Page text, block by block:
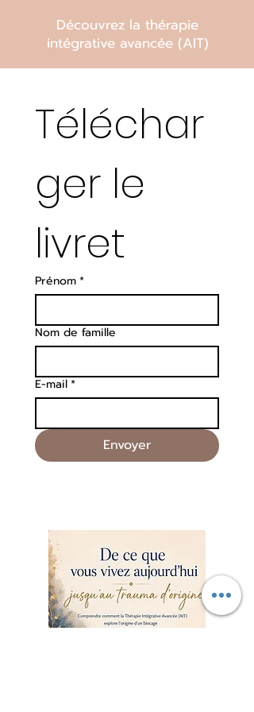
Découvrez la thérapie
intégrative avancée (AIT)
Téléchar
ger le
livret
Prénom*
Nom de famille
E-mail*
Envoyer